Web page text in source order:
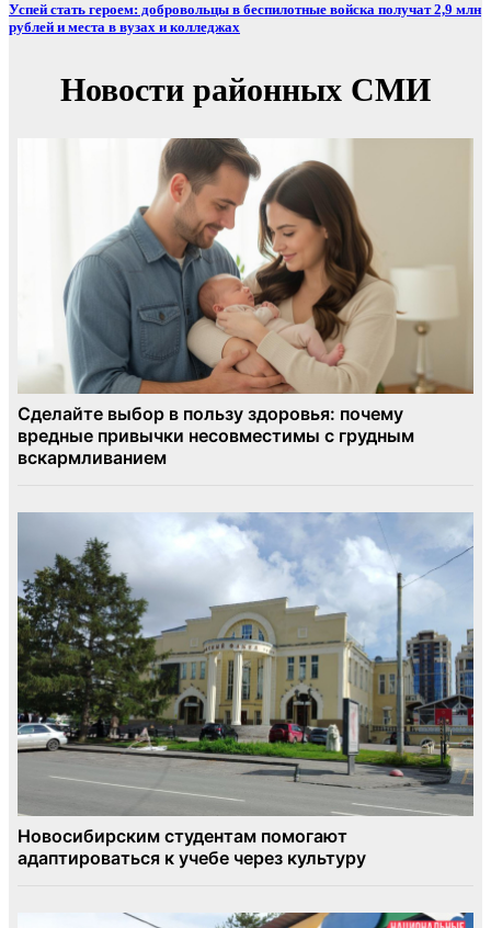
Успей стать героем: добровольцы в беспилотные войска получат 2,9 млн
рублей и места в вузах и колледжах